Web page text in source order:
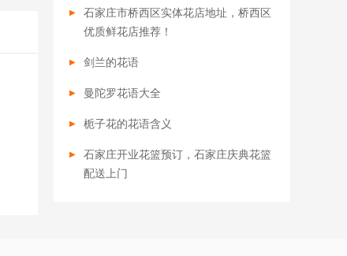
石家庄市桥西区实体花店地址，桥西区
优质鲜花店推荐！
剑兰的花语
曼陀罗花语大全
栀子花的花语含义
石家庄开业花篮预订，石家庄庆典花篮
配送上门